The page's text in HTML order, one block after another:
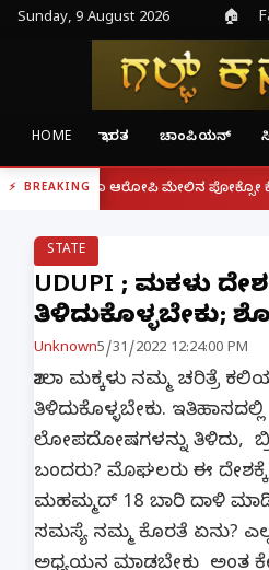
Sunday, 9 August 2026 🏠
HOME ಭಾರತ ಚಾಂಪಿಯನ್
BREAKING
ಆರೋಪಿ ಮೇಲಿನ ಪೋಕ್ಸೋ ಕೇಸ್ ರದ್ದಾಗಲ್ಲ:
STATE
UDUPI ; ಮಕ್ಕಳು
ತಿಳಿದುಕೊಳ್ಳಬೇಕು;
Unknown5/31/2022 12:24:00 PM
ಶಾಲಾ ಮಕ್ಕಳು ನಮ್ಮ ಚರಿತ್ರೆ
ತಿಳಿದುಕೊಳ್ಳಬೇಕು.
ಲೋಪದೋಷಗಳನ್ನು ತಿಳಿದು,
ಬಂದರು? ಮೊಘಲರು ಈ
ಮಹಮ್ಮದ್ 18 ಬಾರಿ ದಾಳಿ
ಸಮಸ್ಯೆ ನಮ್ಮ ಕೊರತೆ ಏನು?